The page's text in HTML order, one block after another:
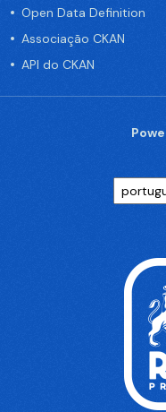
Open Data Definition
Associação CKAN
API do CKAN